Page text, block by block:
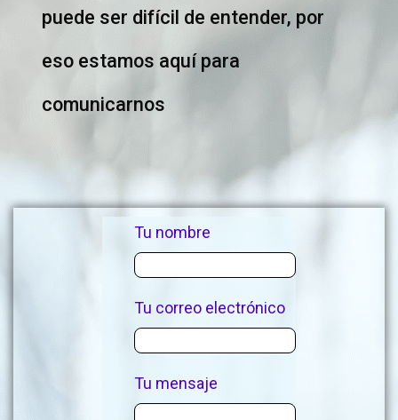
puede ser difícil de entender, por
eso estamos aquí para
comunicarnos
Tu nombre
Tu correo electrónico
Tu mensaje